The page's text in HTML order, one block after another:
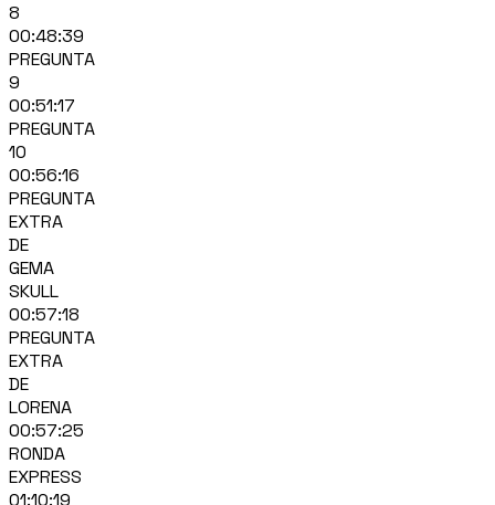
8
00:48:39
PREGUNTA
9
00:51:17
PREGUNTA
10
00:56:16
PREGUNTA
EXTRA
DE
GEMA
SKULL
00:57:18
PREGUNTA
EXTRA
DE
LORENA
00:57:25
RONDA
EXPRESS
01:10:19